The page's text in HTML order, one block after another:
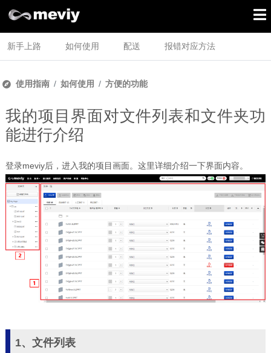
新手上路 如何使用 配送 报错对应方法
使用指南 如何使用 方便的功能
我的项目界面对文件列表和文件夹功
能进行介绍
登录meviy后，进入我的项目画面。这里详细介绍一下界面内容。
1、文件列表